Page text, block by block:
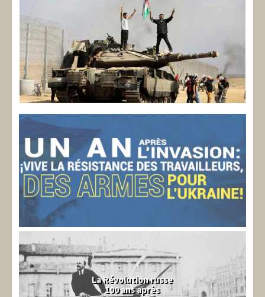
La Révolution russe
100 ans après